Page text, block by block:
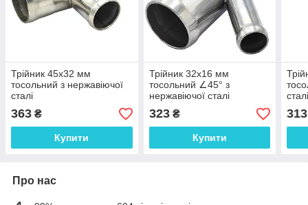
Трійник 45x32 мм
тосольний з нержавіючої
сталі
363 ₴
Купити
Трійник 32x16 мм
тосольний ∠45° з
нержавіючої сталі
323₴
Купити
313
Про нас